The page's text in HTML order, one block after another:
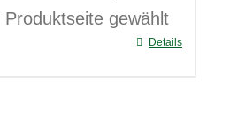
Produktseite gewählt
Details